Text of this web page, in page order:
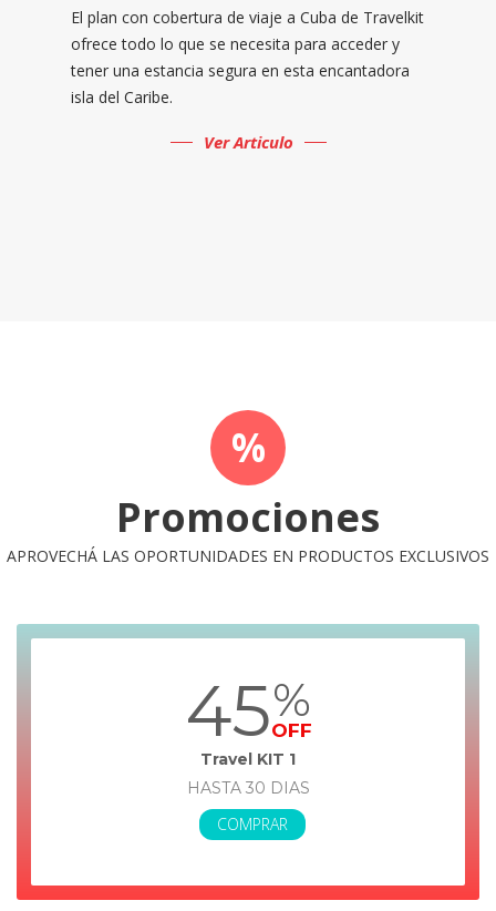
El plan con cobertura de viaje a Cuba de Travelkit
ofrece todo lo que se necesita para acceder y
tener una estancia segura en esta encantadora
isla del Caribe.
Ver Articulo
%
Promociones
APROVECHÁ LAS OPORTUNIDADES EN PRODUCTOS EXCLUSIVOS
45%
OFF
Travel KIT 1
HASTA 30 DIAS
COMPRAR